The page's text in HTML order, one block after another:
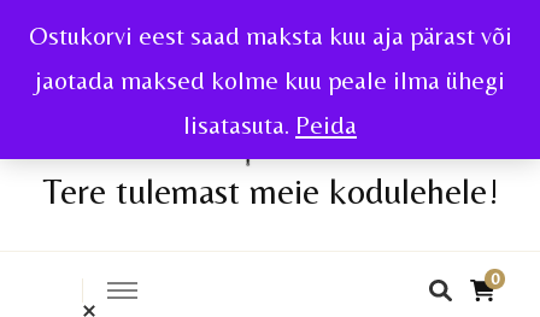
Ostukorvi eest saad maksta kuu aja pärast või
jaotada maksed kolme kuu peale ilma ühegi
lisatasuta. Peida
Tere tulemast meie kodulehele!
0